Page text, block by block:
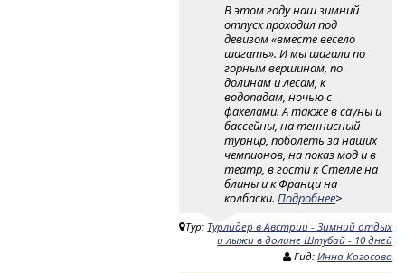
В этом году наш зимний
отпуск проходил под
девизом «вместе весело
шагать». И мы шагали по
горным вершинам, по
долинам и лесам, к
водопадам, ночью с
факелами. А также в сауны и
бассейны, на теннисный
турнир, поболеть за наших
чемпионов, на показ мод и в
театр, в гости к Стелле на
блины и к Франци на
колбаски.Подробнее>
Тур: Турлидер в Австрии - Зимний отдых
и лыжи в долине Штубай - 10 дней
Гид:Инна Когосова